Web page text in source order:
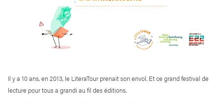
Il y a 10 ans, en 2013, le LiteraTour prenait son envol. Et ce grand festival de
lecture pour tous a grandi au fil des éditions.